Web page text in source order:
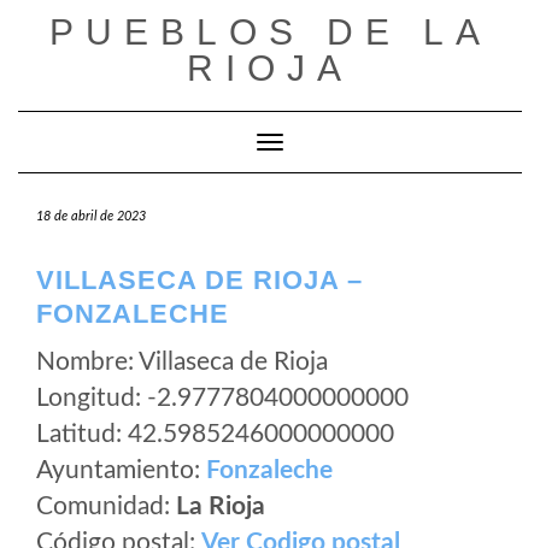
PUEBLOS DE LA
RIOJA
Cambiar modo de navegación
18 de abril de 2023
VILLASECA DE RIOJA –
FONZALECHE
Nombre: Villaseca de Rioja
Longitud: -2.9777804000000000
Latitud: 42.5985246000000000
Ayuntamiento: Fonzaleche
Comunidad: La Rioja
Código postal: Ver Codigo postal